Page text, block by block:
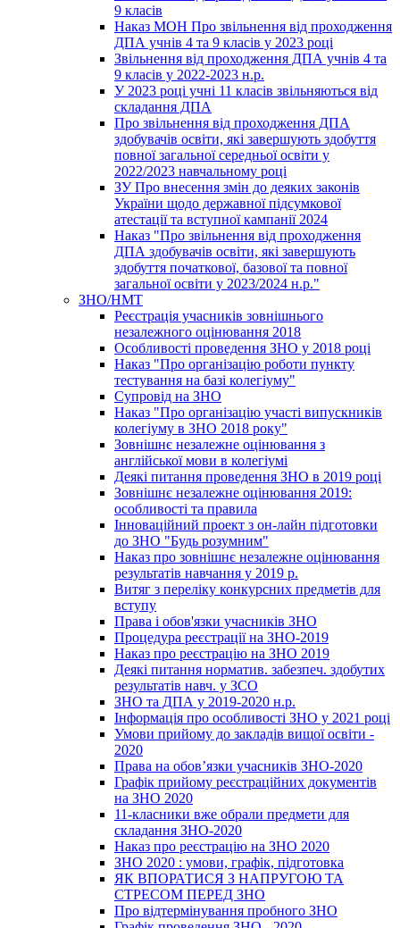
9 класів
Наказ МОН Про звільнення від проходження
ДПА учнів 4 та 9 класів у 2023 році
Звільнення від проходження ДПА учнів 4 та
9 класів у 2022-2023 н.р.
У 2023 році учні 11 класів звільняються від
складання ДПА
Про звільнення від проходження ДПА
здобувачів освіти, які завершують здобуття
повної загальної середньої освіти у
2022/2023 навчальному році
ЗУ Про внесення змін до деяких законів
України щодо державної підсумкової
атестації та вступної кампанії 2024
Наказ "Про звільнення від проходження
ДПА здобувачів освіти, які завершують
здобуття початкової, базової та повної
загальної освіти у 2023/2024 н.р."
ЗНО/НМТ
Реєстрація учасників зовнішнього
незалежного оцінювання 2018
Особливості проведення ЗНО у 2018 році
Наказ "Про організацію роботи пункту
тестування на базі колегіуму"
Супровід на ЗНО
Наказ "Про організацію участі випускників
колегіуму в ЗНО 2018 року"
Зовнішнє незалежне оцінювання з
англійської мови в колегіумі
Деякі питання проведення ЗНО в 2019 році
Зовнішнє незалежне оцінювання 2019:
особливості та правила
Інноваційний проект з он-лайн підготовки
до ЗНО "Будь розумним"
Наказ про зовнішнє незалежне оцінювання
результатів навчання у 2019 р.
Витяг з переліку конкурсних предметів для
вступу
Права і обов'язки учасників ЗНО
Процедура реєстрації на ЗНО-2019
Наказ про реєстрацію на ЗНО 2019
Деякі питання норматив. забезпеч. здобутих
результатів навч. у ЗСО
ЗНО та ДПА у 2019-2020 н.р.
Інформація про особливості ЗНО у 2021 році
Умови прийому до закладів вищої освіти -
2020
Права на обов’язки учасників ЗНО-2020
Графік прийому реєстраційних документів
на ЗНО 2020
11-класники вже обрали предмети для
складання ЗНО-2020
Наказ про реєстрацію на ЗНО 2020
ЗНО 2020 : умови, графік, підготовка
ЯК ВПОРАТИСЯ З НАПРУГОЮ ТА
СТРЕСОМ ПЕРЕД ЗНО
Про відтермінування пробного ЗНО